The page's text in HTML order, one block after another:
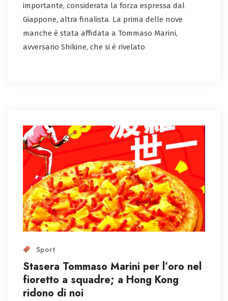
importante, considerata la forza espressa dal
Giappone, altra finalista. La prima delle nove
manche è stata affidata a Tommaso Marini,
avversario Shikine, che si è rivelato
Sport
Stasera Tommaso Marini per l’oro nel
fioretto a squadre; a Hong Kong
ridono di noi